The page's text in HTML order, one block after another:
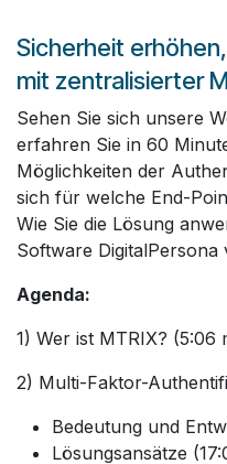
Sicherheit
mit zentralisierter
Sehen Sie sich unsere
erfahren Sie in 60
Möglichkeiten der
sich für welche End-
Wie Sie die Lösung
Software DigitalPersona
Agenda:
1) Wer ist MTRIX? (5:06
2) Multi-Faktor-
Bedeutung und
Lösungsansätze